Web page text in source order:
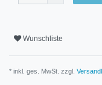
Wunschliste
* inkl. ges. MwSt. zzgl.